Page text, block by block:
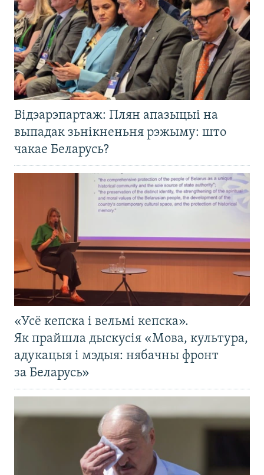
Відэарэпартаж: Плян апазыцыі на
выпадак зьнікненьня рэжыму: што
чакае Беларусь?
«Усё кепска і вельмі кепска».
Як прайшла дыскусія «Мова, культура,
адукацыя і мэдыя: нябачны фронт
за Беларусь»